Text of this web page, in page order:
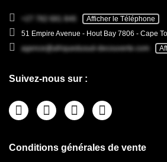
+27 782 681 846
Afficher le Téléphone
51 Empire Avenue - Hout Bay 7806 - Cape
agence@afriquedusud-decouverte.com
Suivez-nous sur :
Conditions générales de vente